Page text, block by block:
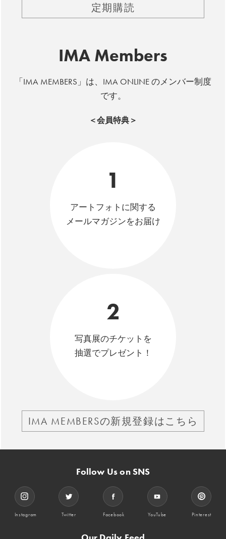
定期購読
IMA Members
「IMA MEMBERS」は、IMA ONLINE のメンバー制度
です。
＜会員特典＞
1
アートフォトに関する
メールマガジンをお届け
2
写真展のチケットを
抽選でプレゼント！
IMA MEMBERSの新規登録はこちら
Follow Us on SNS
Instagram Twitter Facebook YouTube Pinterest